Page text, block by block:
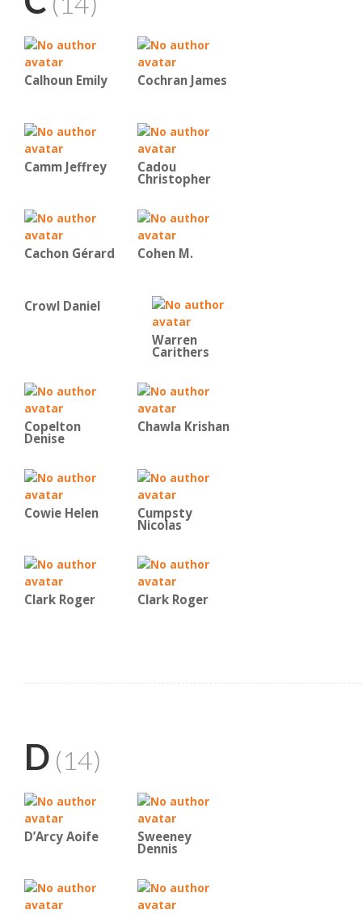
Calhoun Emily Cochran James
Camm Jeffrey Cadou
Christopher
Cachon Gérard Cohen M.
Crowl Daniel
Warren
Carithers
Copelton
Denise
Chawla Krishan
Cowie Helen Cumpsty
Nicolas
Clark Roger Clark Roger
D (14)
D’Arcy Aoife Sweeney
Dennis